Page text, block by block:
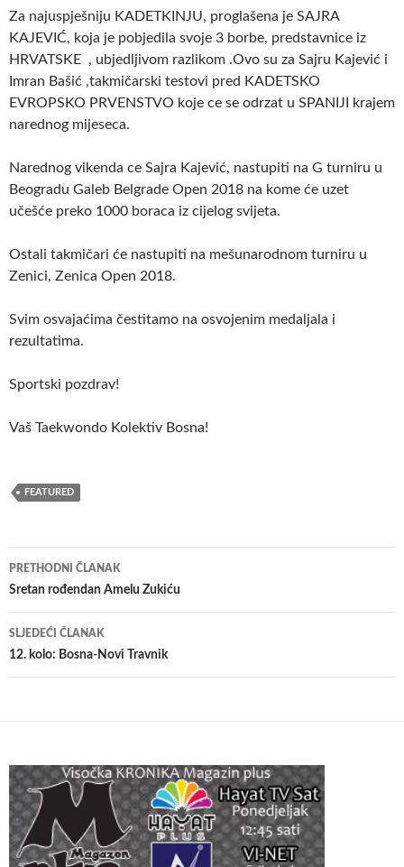
Za najuspješniju KADETKINJU, proglašena je SAJRA
KAJEVIĆ, koja je pobjedila svoje 3 borbe, predstavnice iz
HRVATSKE , ubjedljivom razlikom .Ovo su za Sajru Kajević i
Imran Bašić ,takmičarski testovi pred KADETSKO
EVROPSKO PRVENSTVO koje ce se odrzat u SPANIJI krajem
narednog mijeseca.
Narednog vikenda ce Sajra Kajević, nastupiti na G turniru u
Beogradu Galeb Belgrade Open 2018 na kome će uzet
učešće preko 1000 boraca iz cijelog svijeta.
Ostali takmičari će nastupiti na mešunarodnom turniru u
Zenici, Zenica Open 2018.
Svim osvajaćima čestitamo na osvojenim medaljala i
rezultatima.
Sportski pozdrav!
Vaš Taekwondo Kolektiv Bosna!
FEATURED
Navigacija
članaka
PRETHODNI ČLANAK
Sretan rođendan Amelu Zukiću
SLJEDEĆI ČLANAK
12. kolo: Bosna-Novi Travnik